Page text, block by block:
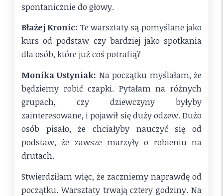
spontanicznie do głowy.
Błażej Kronic: Te warsztaty są pomyślane jako
kurs od podstaw czy bardziej jako spotkania
dla osób, które już coś potrafią?
Monika Ustyniak: Na początku myślałam, że
będziemy robić czapki. Pytałam na różnych
grupach, czy dziewczyny byłyby
zainteresowane, i pojawił się duży odzew. Dużo
osób pisało, że chciałyby nauczyć się od
podstaw, że zawsze marzyły o robieniu na
drutach.
Stwierdziłam więc, że zaczniemy naprawdę od
początku. Warsztaty trwają cztery godziny. Na